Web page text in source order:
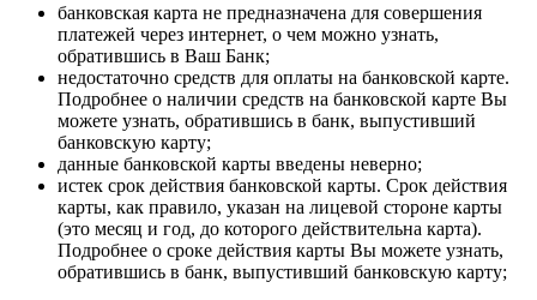
банковская карта не предназначена для совершения
платежей через интернет, о чем можно узнать,
обратившись в Ваш Банк;
недостаточно средств для оплаты на банковской карте.
Подробнее о наличии средств на банковской карте Вы
можете узнать, обратившись в банк, выпустивший
банковскую карту;
данные банковской карты введены неверно;
истек срок действия банковской карты. Срок действия
карты, как правило, указан на лицевой стороне карты
(это месяц и год, до которого действительна карта).
Подробнее о сроке действия карты Вы можете узнать,
обратившись в банк, выпустивший банковскую карту;